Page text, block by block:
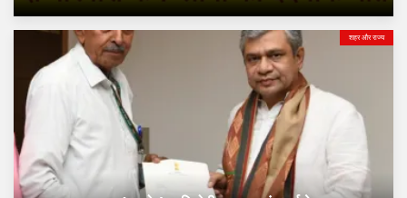
शहर और राज्य